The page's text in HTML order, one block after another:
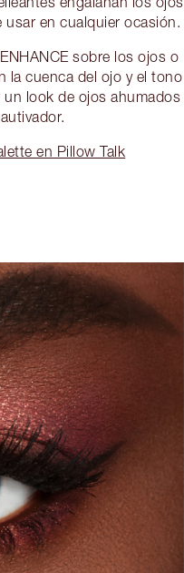
en cualquier ocasión.
sobre los ojos o
la cuenca del ojo y el tono
un look de ojos ahumados
en Pillow Talk